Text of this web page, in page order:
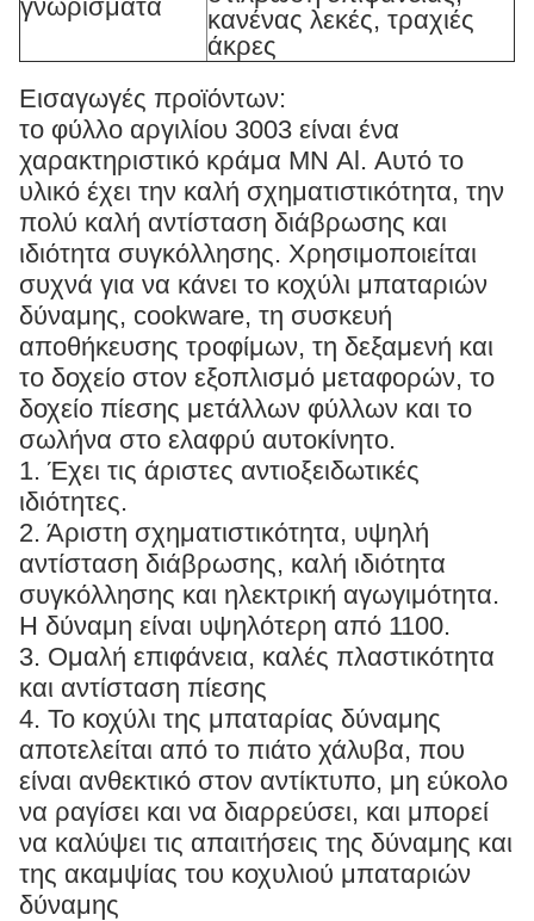
γνωρίσματα
κανένας λεκές, τραχιές
άκρες
Εισαγωγές προϊόντων:
το φύλλο αργιλίου 3003 είναι ένα
χαρακτηριστικό κράμα ΜΝ Al. Αυτό το
υλικό έχει την καλή σχηματιστικότητα, την
πολύ καλή αντίσταση διάβρωσης και
ιδιότητα συγκόλλησης. Χρησιμοποιείται
συχνά για να κάνει το κοχύλι μπαταριών
δύναμης, cookware, τη συσκευή
αποθήκευσης τροφίμων, τη δεξαμενή και
το δοχείο στον εξοπλισμό μεταφορών, το
δοχείο πίεσης μετάλλων φύλλων και το
σωλήνα στο ελαφρύ αυτοκίνητο.
1. Έχει τις άριστες αντιοξειδωτικές
ιδιότητες.
2. Άριστη σχηματιστικότητα, υψηλή
αντίσταση διάβρωσης, καλή ιδιότητα
συγκόλλησης και ηλεκτρική αγωγιμότητα.
Η δύναμη είναι υψηλότερη από 1100.
3. Ομαλή επιφάνεια, καλές πλαστικότητα
και αντίσταση πίεσης
4. Το κοχύλι της μπαταρίας δύναμης
αποτελείται από το πιάτο χάλυβα, που
είναι ανθεκτικό στον αντίκτυπο, μη εύκολο
να ραγίσει και να διαρρεύσει, και μπορεί
να καλύψει τις απαιτήσεις της δύναμης και
της ακαμψίας του κοχυλιού μπαταριών
δύναμης